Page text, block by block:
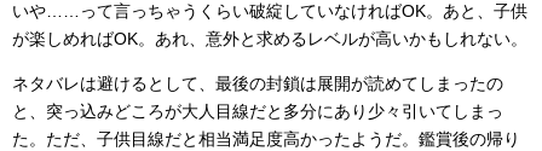
いや……って言っちゃうくらい破綻していなければOK。あと、子供
が楽しめればOK。あれ、意外と求めるレベルが高いかもしれない。
ネタバレは避けるとして、最後の封鎖は展開が読めてしまったの
と、突っ込みどころが大人目線だと多分にあり少々引いてしまっ
た。ただ、子供目線だと相当満足度高かったようだ。鑑賞後の帰り